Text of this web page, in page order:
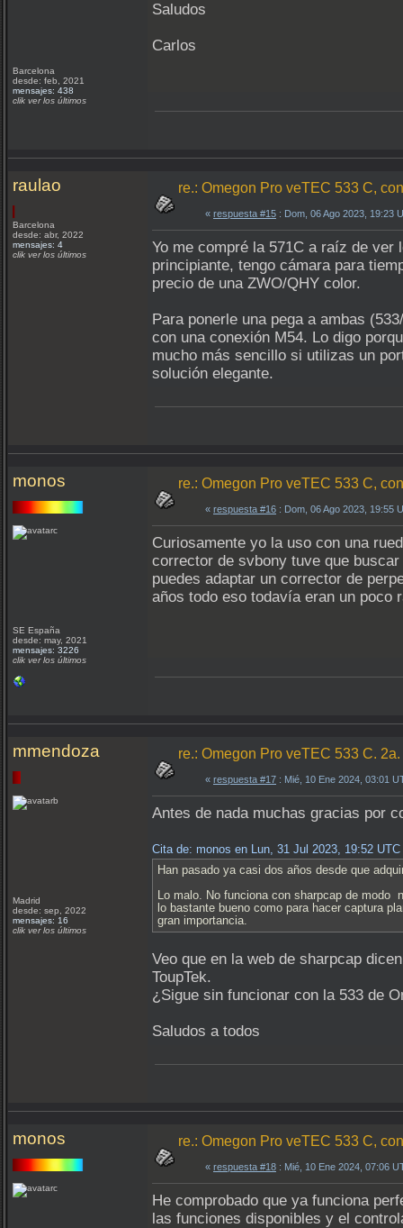
Barcelona
desde: feb, 2021
mensajes: 438
clik ver los últimos
Saludos
Carlos
raulao
Barcelona
desde: abr, 2022
mensajes: 4
clik ver los últimos
re.: Omegon Pro veTEC 533 C,
« respuesta #15 : Dom, 06 Ago 2023, 19:23
Yo me compré la 571C a raíz de
principiante, tengo cámara para
precio de una ZWO/QHY color.
Para ponerle una pega a ambas
con una conexión M54. Lo digo
mucho más sencillo si utilizas un
solución elegante.
monos
SE España
desde: may, 2021
mensajes: 3226
clik ver los últimos
re.: Omegon Pro veTEC 533 C,
« respuesta #16 : Dom, 06 Ago 2023, 19:55
Curiosamente yo la uso con una
corrector de svbony tuve que
puedes adaptar un corrector de
años todo eso todavía eran un poco
mmendoza
Madrid
desde: sep, 2022
mensajes: 16
clik ver los últimos
re.: Omegon Pro veTEC 533 C.
« respuesta #17 : Mié, 10 Ene 2024, 03:01
Antes de nada muchas gracias por
Cita de: monos en Lun, 31 Jul 2023, 19:52 UTC
Han pasado ya casi dos años desde que
Lo malo. No funciona con sharpcap de modo
lo bastante bueno como para hacer captura
gran importancia.
Veo que en la web de sharpcap
ToupTek.
¿Sigue sin funcionar con la 533 de
Saludos a todos
monos re.: Omegon Pro veTEC 533 C,
« respuesta #18 : Mié, 10 Ene 2024, 07:06
He comprobado que ya funciona
las funciones disponibles y el